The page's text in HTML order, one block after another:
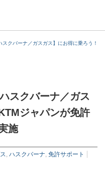
スクバーナ／ガスガス】にお得に乗ろう！
スクバーナ／ガス
ジャパンが免許
施
ハスクバーナ 免許サポート